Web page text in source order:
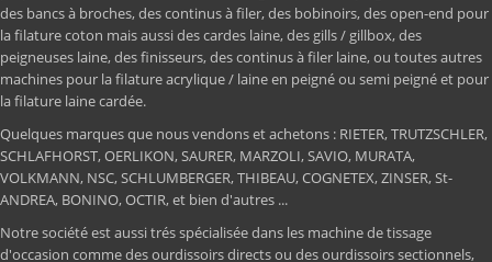
des bancs à broches, des continus à filer, des bobinoirs, des open-end pour
la filature coton mais aussi des cardes laine, des gills / gillbox, des
peigneuses laine, des finisseurs, des continus à filer laine, ou toutes autres
machines pour la filature acrylique / laine en peigné ou semi peigné et pour
la filature laine cardée.
Quelques marques que nous vendons et achetons : RIETER, TRUTZSCHLER,
SCHLAFHORST, OERLIKON, SAURER, MARZOLI, SAVIO, MURATA,
VOLKMANN, NSC, SCHLUMBERGER, THIBEAU, COGNETEX, ZINSER, St-
ANDREA, BONINO, OCTIR, et bien d'autres ...
Notre société est aussi trés spécialisée dans les machine de tissage
d'occasion comme des ourdissoirs directs ou des ourdissoirs sectionnels,